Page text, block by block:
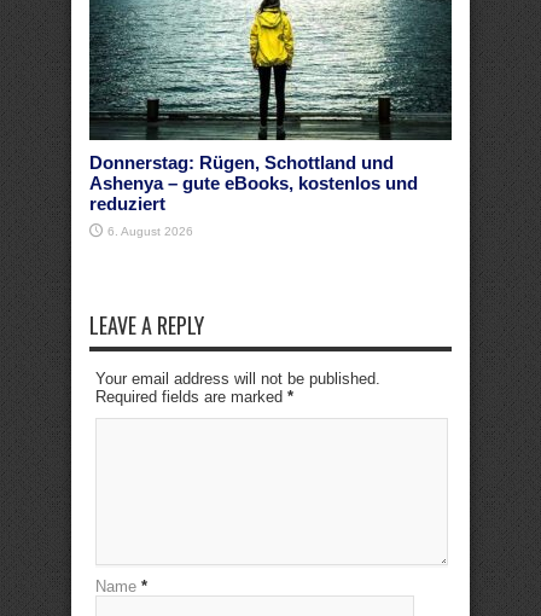
Donnerstag: Rügen, Schottland und
Ashenya – gute eBooks, kostenlos und
reduziert
6. August 2026
LEAVE A REPLY
Your email address will not be published.
Required fields are marked *
Name *